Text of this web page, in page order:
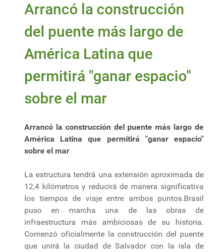
Arrancó la construcción
del puente más largo de
América Latina que
permitirá "ganar espacio"
sobre el mar
Arrancó la construcción del puente más largo de
América Latina que permitirá "ganar espacio"
sobre el mar
La estructura tendrá una extensión aproximada de
12,4 kilómetros y reducirá de manera significativa
los tiempos de viaje entre ambos puntos.Brasil
puso en marcha una de las obras de
infraestructura más ambiciosas de su historia.
Comenzó oficialmente la construcción del puente
que unirá la ciudad de Salvador con la isla de